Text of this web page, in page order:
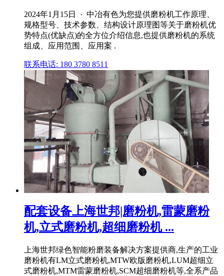
2024年1月15日 · 中冶有色为您提供磨粉机工作原理、
规格型号、技术参数、结构设计原理图等关于磨粉机优
势特点(优缺点)的全方位介绍信息,也提供磨粉机的系统
组成、应用范围、应用案 .
联系电话: 180 3780 8511
配套设备上海世邦|磨粉机,雷蒙磨粉
机,立式磨粉机,超细磨粉机 ...
上海世邦绿色智能粉磨装备解决方案提供商,生产的工业
磨粉机有LM立式磨粉机,MTW欧版磨粉机,LUM超细立
式磨粉机,MTM雷蒙磨粉机,SCM超细磨粉机等,全系产品